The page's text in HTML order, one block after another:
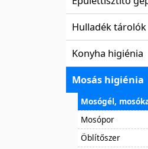
Hulladék tárolók
Konyha higiénia
Mosás higiénia
Mosógél,
Mosópor
Öblítőszer